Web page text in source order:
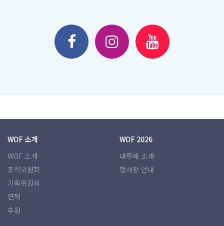
WOF 소개
WOF 소개
조직위원회
기획위원회
연혁
후원
WOF 2026
대주제 소개
행사장 안내